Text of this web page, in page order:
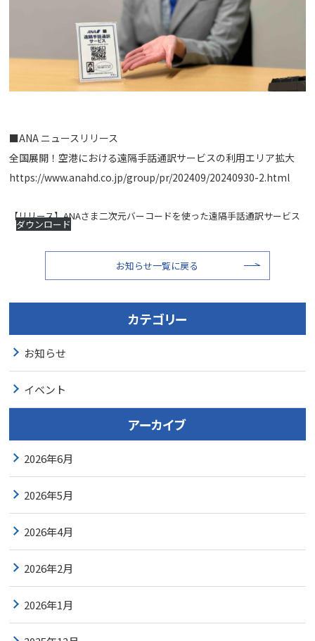
■ANA ニュースリリース
全国展開！空港における遠隔手話通訳サービスの利用エリア拡大
https://www.anahd.co.jp/group/pr/202409/20240930-2.html
【リリース】ANAさま二次元バーコードを使った遠隔手話通訳サービス
ダウンロード
お知らせ一覧に戻る
カテゴリー
お知らせ
イベント
アーカイブ
2026年6月
2026年5月
2026年4月
2026年2月
2026年1月